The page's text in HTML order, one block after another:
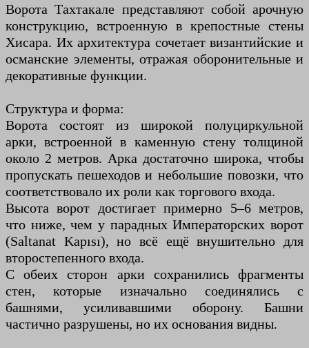
Ворота Тахтакале представляют собой арочную
конструкцию, встроенную в крепостные стены
Хисара. Их архитектура сочетает византийские и
османские элементы, отражая оборонительные и
декоративные функции.
Структура и форма:
Ворота состоят из широкой полуциркульной
арки, встроенной в каменную стену толщиной
около 2 метров. Арка достаточно широка, чтобы
пропускать пешеходов и небольшие повозки, что
соответствовало их роли как торгового входа.
Высота ворот достигает примерно 5–6 метров,
что ниже, чем у парадных Императорских ворот
(Saltanat Kapısı), но всё ещё внушительно для
второстепенного входа.
С обеих сторон арки сохранились фрагменты
стен, которые изначально соединялись с
башнями, усиливавшими оборону. Башни
частично разрушены, но их основания видны.